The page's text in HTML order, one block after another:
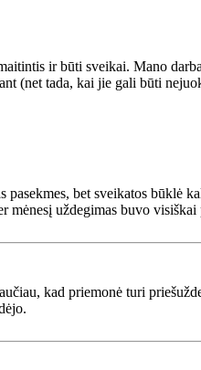
ir būti sveikai. Mano
(net tada, kai jie gali būti
bet sveikatos būklė
mėnesį uždegimas buvo visiškai
kad priemonė turi